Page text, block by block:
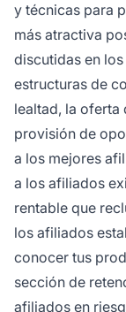
y técnicas para
más atractiva
discutidas en
estructuras de
lealtad, la oferta
provisión de
a los mejores
a los afiliados
rentable que
los afiliados
conocer tus
sección de
afiliados en